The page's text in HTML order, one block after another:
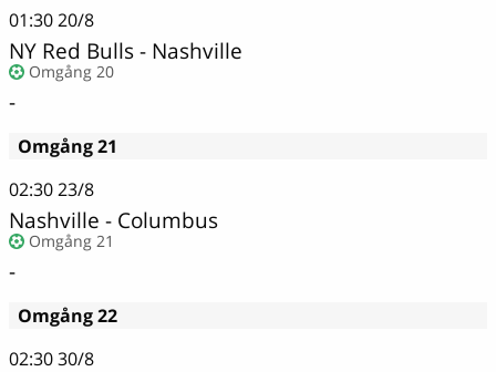
01:3020/8
NY Red Bulls - Nashville
Omgång 20
-
Omgång 21
02:3023/8
Nashville - Columbus
Omgång 21
-
Omgång 22
02:3030/8